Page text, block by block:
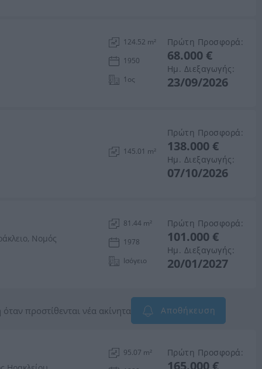
124.52 m²
1950
1ος
Πρώτη Προσφορά:
68.000 €
Ημ. Διεξαγωγής:
23/09/2026
145.01 m²
Πρώτη Προσφορά:
138.000 €
Ημ. Διεξαγωγής:
07/10/2026
Νομός
81.44 m²
1978
Ισόγειο
Πρώτη Προσφορά:
101.000 €
Ημ. Διεξαγωγής:
20/01/2027
προστίθενται νέα ακίνητα Αποθήκευση
95.07 m²
Πρώτη Προσφορά:
165.000 €